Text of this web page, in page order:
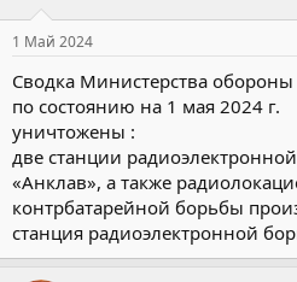
1 Май 2024
Сводка Министерства
по состоянию на 1 мая 2024 г.
уничтожены :
две станции
«Анклав», а также
контрбатарейной борьбы
станция радиоэлектронной